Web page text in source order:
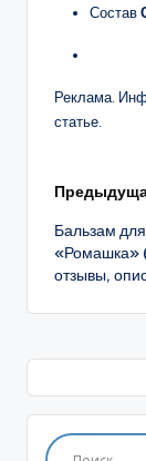
Состав
Реклама.
статье.
Бальзам
«Ромашка»
отзывы,